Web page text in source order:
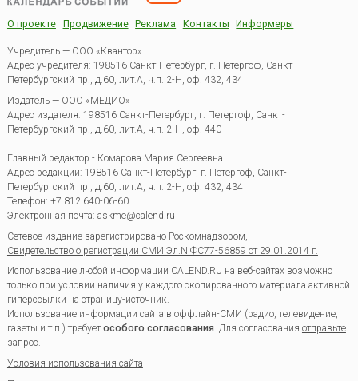
О проекте Продвижение Реклама Контакты Информеры
Учредитель — ООО «Квантор»
Адрес учредителя: 198516 Санкт-Петербург, г. Петергоф, Санкт-
Петербургский пр., д.60, лит.А, ч.п. 2-Н, оф. 432, 434
Издатель — ООО «МЕДИО»
Адрес издателя: 198516 Санкт-Петербург, г. Петергоф, Санкт-
Петербургский пр., д.60, лит.А, ч.п. 2-Н, оф. 440
Главный редактор - Комарова Мария Сергеевна
Адрес редакции: 198516 Санкт-Петербург, г. Петергоф, Санкт-
Петербургский пр., д.60, лит.А, ч.п. 2-Н, оф. 432, 434
Телефон: +7 812 640-06-60
Электронная почта: askme@calend.ru
Сетевое издание зарегистрировано Роскомнадзором,
Свидетельство о регистрации СМИ Эл.N ФС77-56859 от 29.01.2014 г.
Использование любой информации CALEND.RU на веб-сайтах возможно
только при условии наличия у каждого скопированного материала активной
гиперссылки на страницу-источник.
Использование информации сайта в оффлайн-СМИ (радио, телевидение,
газеты и т.п.) требуетособого согласования. Для согласования отправьте
запрос.
Условия использования сайта